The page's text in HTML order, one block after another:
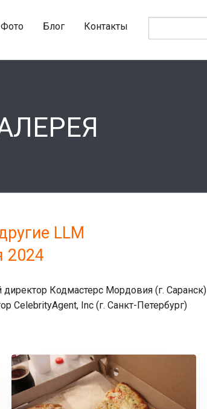
Фото Блог Контакты
LLM
2024
Кодмастерс Мордовия (г. Саранск)
CelebrityAgent, Inc (г. Санкт-Петербург)